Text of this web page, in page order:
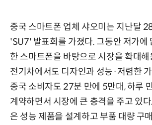
중국 스마트폰 업체 샤오미는 지난달
'SU7' 발표회를 가졌다. 그동안 저가에
한 스마트폰을 바탕으로 시장을 확대
전기차에서도 디자인과 성능·저렴한
중국 소비자도 27분 만에 5만대, 하루
계약하면서 시장에 큰 충격을 주고 있
은 성능 제품을 설계하고 부품 대량 구